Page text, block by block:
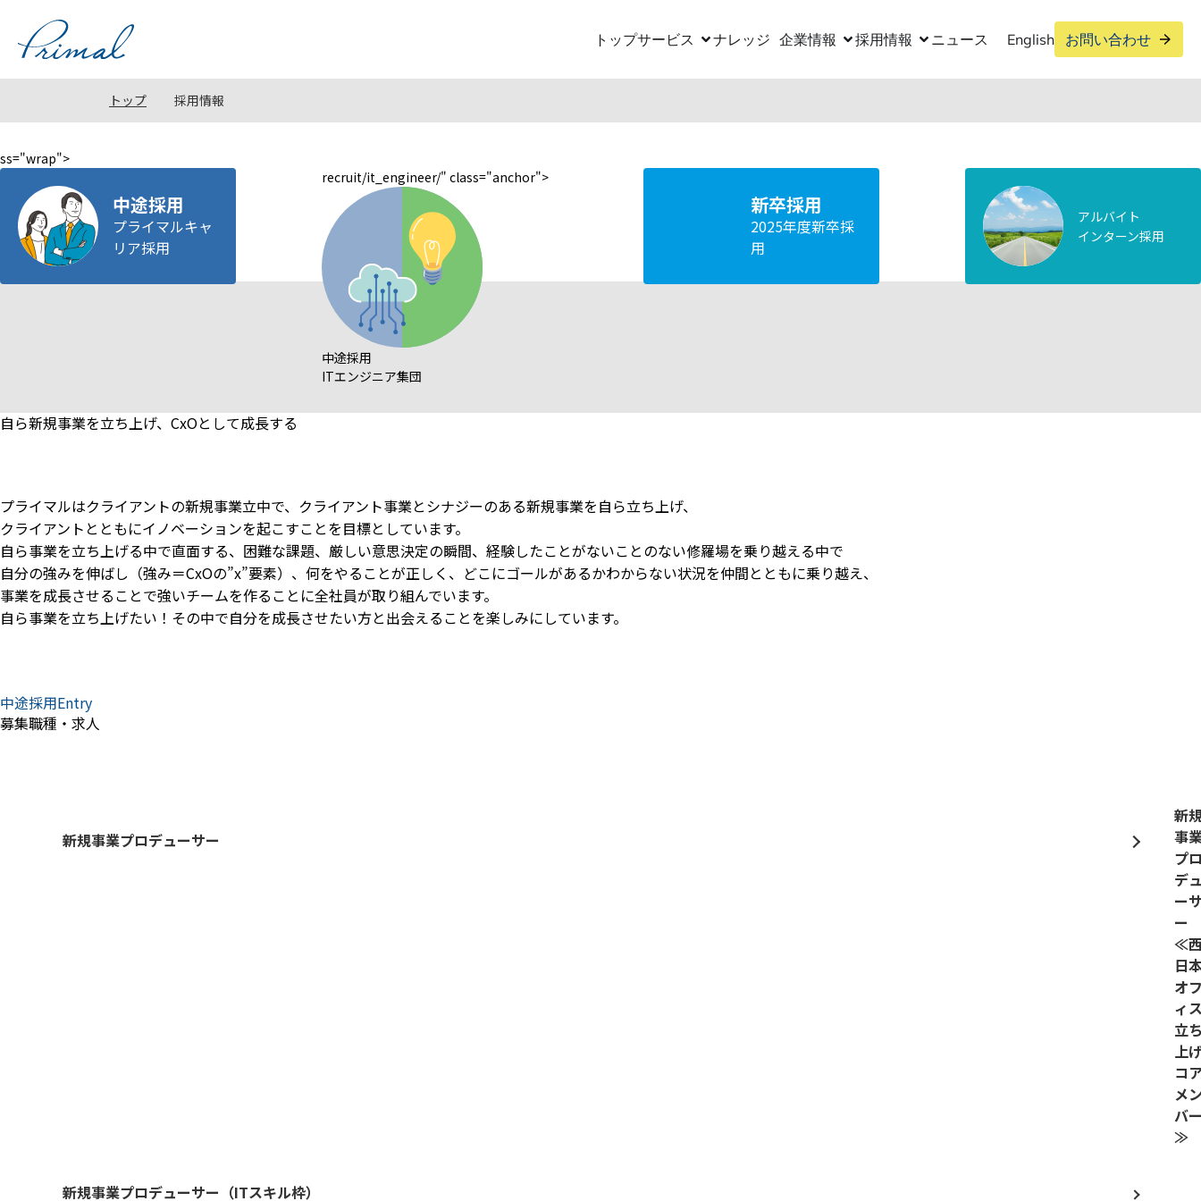
ン
へ
キ
トップサービス ナレッジ 企業情報 採用情報 ニュース English お問い合わせ
トップ 採用情報
ss="wrap">
中途採用
プライマルキャ
リア採用
recruit/it_engineer/" class="anchor">
中途採用
ITエンジニア集団
新卒採用
2025年度新卒採
用
アルバイト
インターン採用
自ら新規事業を立ち上げ、CxOとして成長する
プライマルはクライアントの新規事業立中で、クライアント事業とシナジーのある新規事業を自ら立ち上げ、
クライアントとともにイノベーションを起こすことを目標としています。
自ら事業を立ち上げる中で直面する、困難な課題、厳しい意思決定の瞬間、経験したことがないことのない修羅場を乗り越える中で
自分の強みを伸ばし（強み＝CxOの”x”要素）、何をやることが正しく、どこにゴールがあるかわからない状況を仲間とともに乗り越え、
事業を成長させることで強いチームを作ることに全社員が取り組んでいます。
自ら事業を立ち上げたい！その中で自分を成長させたい方と出会えることを楽しみにしています。
中途採用Entry
募集職種・求人
新規事業プロデューサー
新
事
プ
デ
ー
≪
日
オ
ィ
立
上
コ
メ
バ
≫​
新規事業プロデューサー（ITスキル枠）
中途採用ENTRY
はフォームよりエントリー